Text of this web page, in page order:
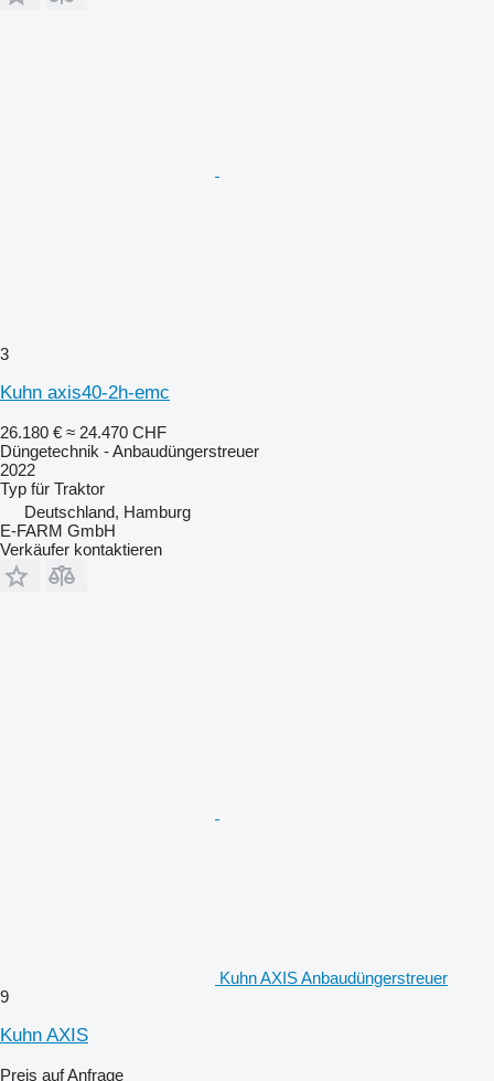
3
Kuhn axis40-2h-emc
26.180 € ≈ 24.470 CHF
Düngetechnik - Anbaudüngerstreuer
2022
Typ für Traktor
Deutschland, Hamburg
E-FARM GmbH
Verkäufer kontaktieren
Kuhn AXIS Anbaudüngerstreuer
9
Kuhn AXIS
Preis auf Anfrage